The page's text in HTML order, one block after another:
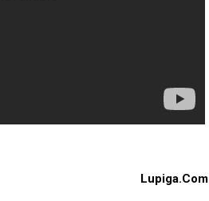
Lupiga.Com